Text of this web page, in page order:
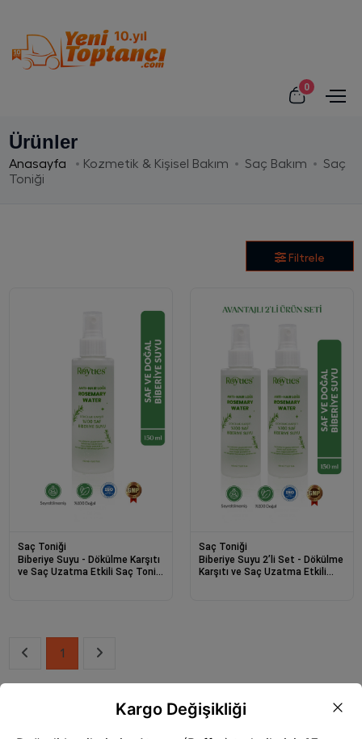
0
Ürünler
Anasayfa Kozmetik & Kişisel Bakım Saç Bakım
Saç
Toniği
Filtrele
Saç Toniği
Biberiye Suyu - Dökülme Karşıtı
ve Saç Uzatma Etkili Saç Toniği
Saç Toniği
Biberiye Suyu 2’li Set - Dökülme
Karşıtı ve Saç Uzatma Etkili
1